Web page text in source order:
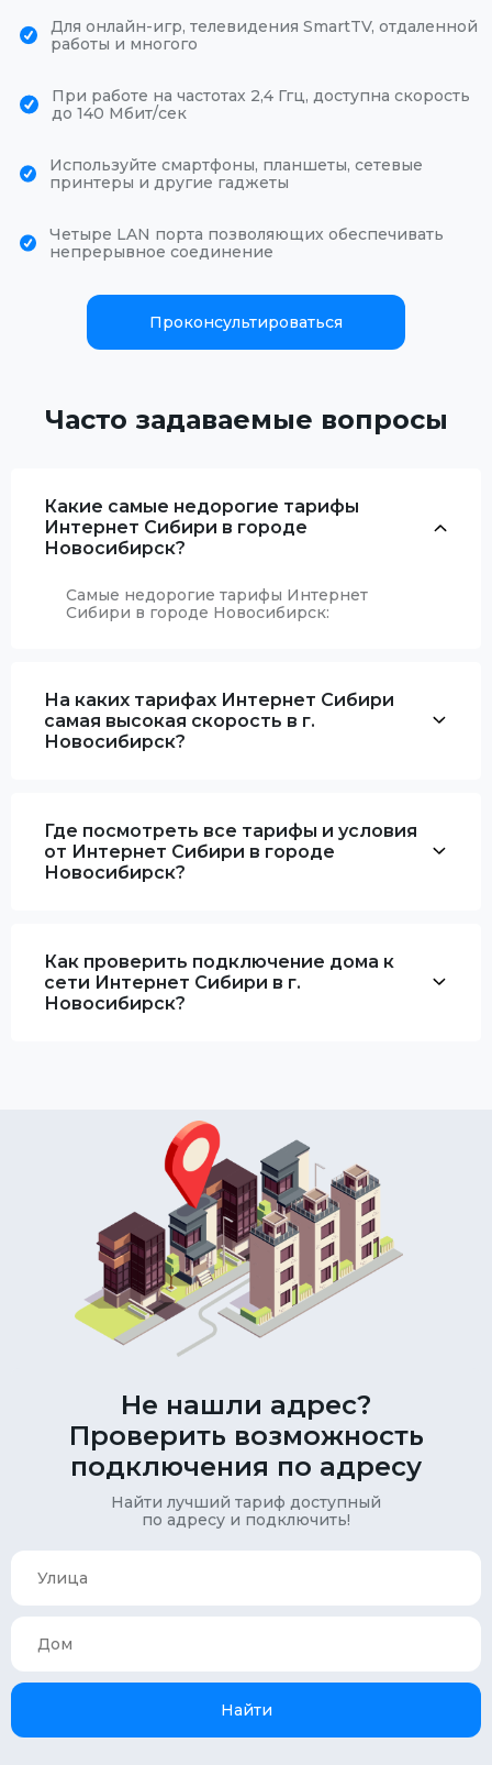
Для онлайн-игр, телевидения SmartTV, отдаленной
работы и многого
При работе на частотах 2,4 Ггц, доступна скорость
до 140 Мбит/сек
Используйте смартфоны, планшеты, сетевые
принтеры и другие гаджеты
Четыре LAN порта позволяющих обеспечивать
непрерывное соединение
Проконсультироваться
Часто задаваемые вопросы
Какие самые недорогие тарифы
Интернет Сибири в городе
Новосибирск?
Самые недорогие тарифы Интернет
Сибири в городе Новосибирск:
На каких тарифах Интернет Сибири
самая высокая скорость в г.
Новосибирск?
Где посмотреть все тарифы и условия
от Интернет Сибири в городе
Новосибирск?
Как проверить подключение дома к
сети Интернет Сибири в г.
Новосибирск?
Не нашли адрес?
Проверить возможность
подключения по адресу
Найти лучший тариф доступный
по адресу и подключить!
Найти